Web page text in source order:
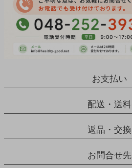
お支払い
配送・送料
返品・交換
お問合せ先